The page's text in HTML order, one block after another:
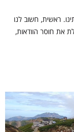
ראשית, חשוב לנו
את חוסר הוודאות,